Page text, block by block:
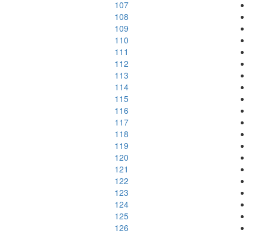
107
108
109
110
111
112
113
114
115
116
117
118
119
120
121
122
123
124
125
126